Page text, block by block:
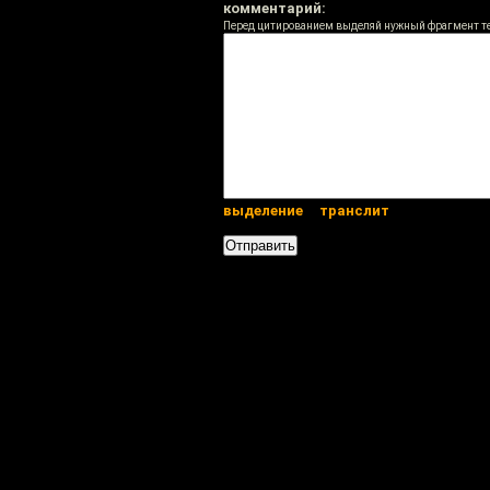
комментарий:
Перед цитированием выделяй нужный фрагмент
выделение транслит